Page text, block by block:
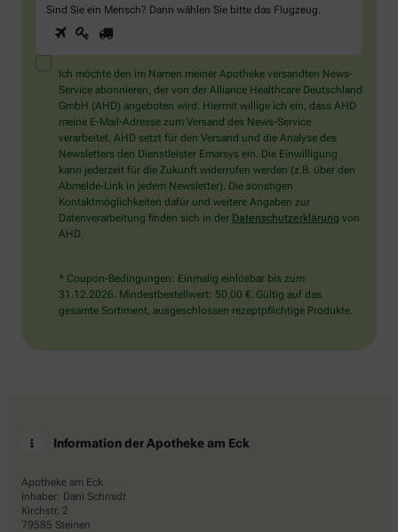
Sind Sie ein Mensch? Dann wählen Sie bitte das Flugzeug.
Sind
Sie
ein
Mensch?
Dann
wählen
Sie
bitte
das
Flugzeug.
1 2
Ich möchte den im Namen meiner Apotheke versandten News-
Service abonnieren, der von der Alliance Healthcare Deutschland
GmbH (AHD) angeboten wird. Hiermit willige ich ein, dass AHD
meine E-Mail-Adresse zum Versand des News-Service
verarbeitet. AHD setzt für den Versand und die Analyse des
Newsletters den Dienstleister Emarsys ein. Die Einwilligung
kann jederzeit für die Zukunft widerrufen werden (z.B. über den
Abmelde-Link in jedem Newsletter). Die sonstigen
Kontaktmöglichkeiten dafür und weitere Angaben zur
Datenverarbeitung finden sich in der Datenschutzerklärung von
AHD.
* Coupon-Bedingungen: Einmalig einlösbar bis zum
31.12.2026. Mindestbestellwert: 50,00 €. Gültig auf das
gesamte Sortiment, ausgeschlossen rezeptpflichtige Produkte.
Information der Apotheke am Eck
Apotheke am Eck
Inhaber: Dani Schmidt
Kirchstr. 2
79585 Steinen